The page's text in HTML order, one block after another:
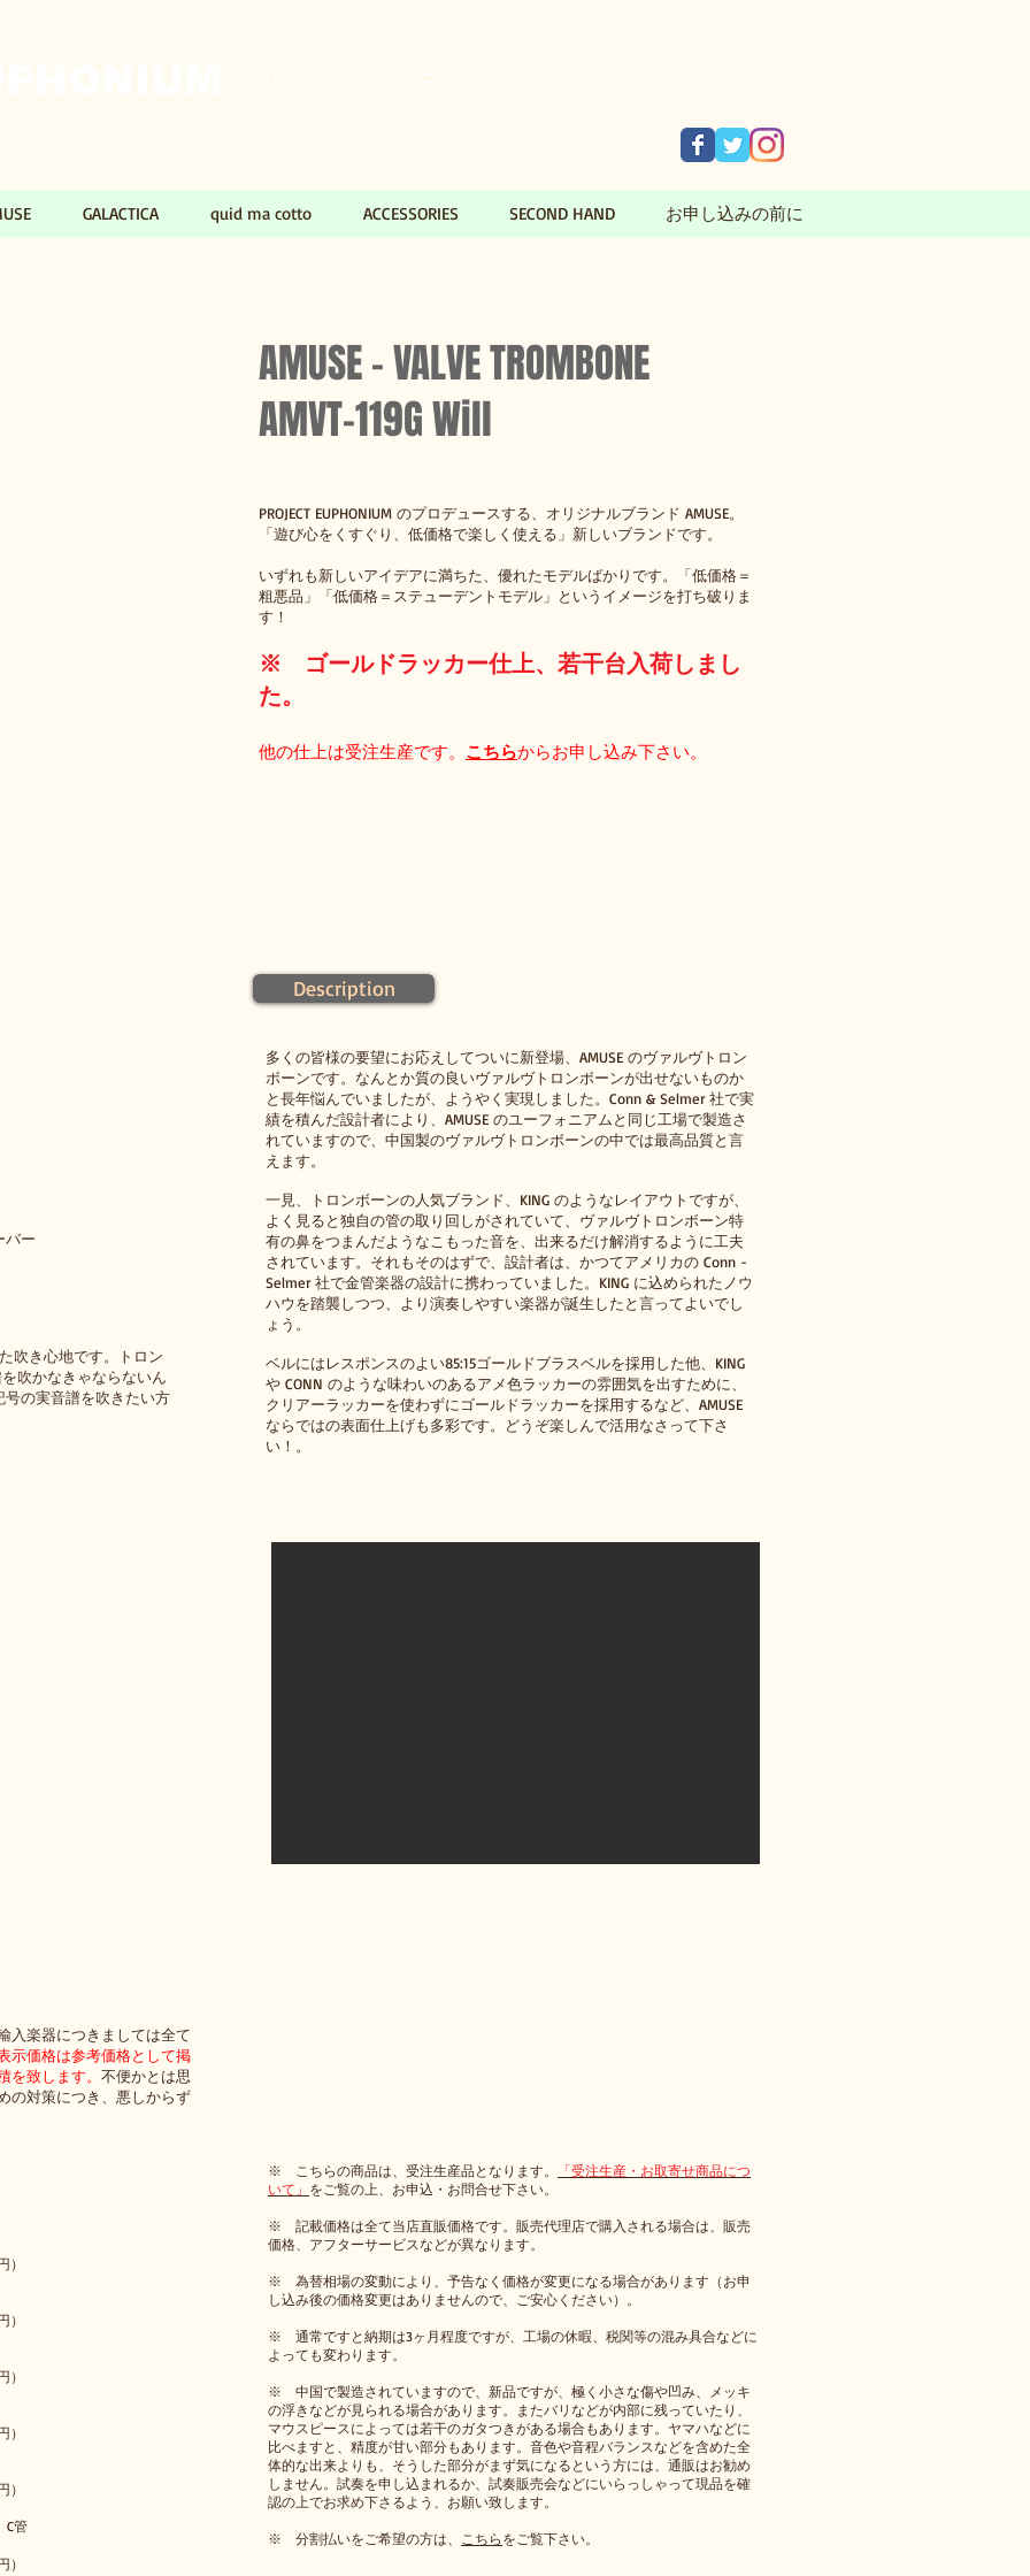
GALACTICA quid ma cotto ACCESSORIES SECOND HAND お申し込みの前に
AMUSE- VALVE TROMBONE
AMVT-119G Will
PROJECT EUPHONIUM のプロデュースする、オリジナルブランド AMUSE。
「遊び心をくすぐり、低価格で楽しく使える」新しいブランドです。
いずれも新しいアイデアに満ちた、優れたモデルばかりです。「低価格＝
粗悪品」「低価格＝ステューデントモデル」というイメージを打ち破りま
す！
※ ゴールドラッカー仕上、若干台入荷しまし
た。
他の仕上は受注生産です。 こちらからお申し込み下さい。
Description
バー
吹き心地です。トロン
吹かなきゃならないん
の実音譜を吹きたい方
多くの皆様の要望にお応えしてついに新登場、AMUSE のヴァルヴトロン
ボーンです。なんとか質の良いヴァルヴトロンボーンが出せないものか
と長年悩んでいましたが、ようやく実現しました。Conn & Selmer 社で実
績を積んだ設計者により、AMUSE のユーフォニアムと同じ工場で製造さ
れていますので、中国製のヴァルヴトロンボーンの中では最高品質と言
えます。
一見、トロンボーンの人気ブランド、KING のようなレイアウトですが、
よく見ると独自の管の取り回しがされていて、ヴァルヴトロンボーン特
有の鼻をつまんだようなこもった音を、出来るだけ解消するように工夫
されています。それもそのはずで、設計者は、かつてアメリカの Conn -
Selmer 社で金管楽器の設計に携わっていました。KING に込められたノウ
ハウを踏襲しつつ、より演奏しやすい楽器が誕生したと言ってよいでし
ょう。
ベルにはレスポンスのよい85:15ゴールドブラスベルを採用した他、KING
や CONN のような味わいのあるアメ色ラッカーの雰囲気を出すために、
クリアーラッカーを使わずにゴールドラッカーを採用するなど、AMUSE
ならではの表面仕上げも多彩です。どうぞ楽しんで活用なさって下さ
い！。
入楽器につきましては全て
示価格は参考価格として掲
致します。 不便かとは思
の対策につき、悪しからず
C管
​※ こちらの商品は、受注生産品となります。
「受注生産・お取寄せ商品につ
いて」 をご覧の上、お申込・お問合せ下さい。
※ 記載価格は全て当店直販価格です。販売代理店で購入される場合は、販売
価格、アフターサービスなどが異なります。
※ 為替相場の変動により、予告なく価格が変更になる場合があります（お申
し込み後の価格変更はありませんので、ご安心ください）。
※ 通常ですと納期は3ヶ月程度ですが、工場の休暇、税関等の混み具合などに
よっても変わります。
※ 中国で製造されていますので、新品ですが、極く小さな傷や凹み、メッキ
の浮きなどが見られる場合があります。またバリなどが内部に残っていたり、
マウスピースによっては若干のガタつきがある場合もあります。ヤマハなどに
比べますと、精度が甘い部分もあります。 音色や音程バランスなどを含めた全
体的な出来よりも、そうした部分がまず気になるという方には、通販はお勧め
しません。試奏を申し込まれるか、試奏販売会などにいらっしゃって現品を確
認の上でお求め下さるよう、お願い致します。
※ 分割払いをご希望の方は、 こちら をご覧下さい。